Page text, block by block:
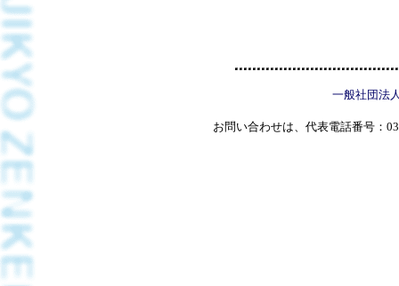
一般社団法
お問い合わせは、代表電話番号：